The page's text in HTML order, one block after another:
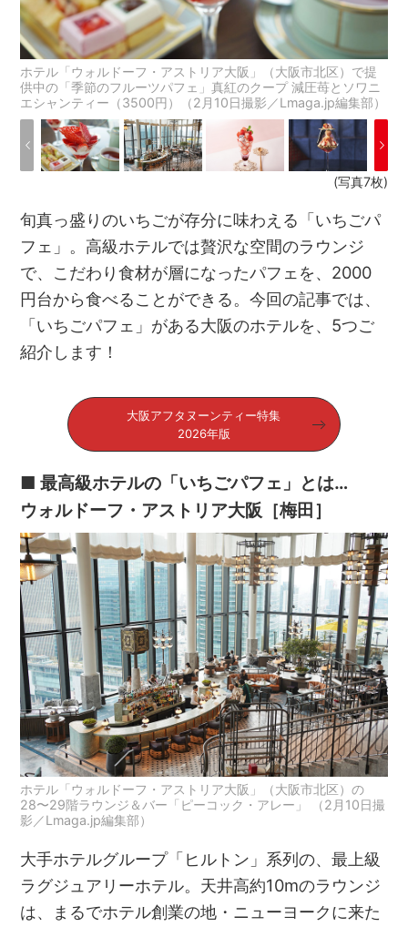
ホテル「ウォルドーフ・アストリア大阪」（大阪市北区）で提
供中の「季節のフルーツパフェ」真紅のクープ 減圧苺とソワニ
エシャンティー（3500円）（2月10日撮影／Lmaga.jp編集部）
(写真7枚)
旬真っ盛りのいちごが存分に味わえる「いちごパ
フェ」。高級ホテルでは贅沢な空間のラウンジ
で、こだわり食材が層になったパフェを、2000
円台から食べることができる。今回の記事では、
「いちごパフェ」がある大阪のホテルを、5つご
紹介します！
大阪アフタヌーンティー特集
2026年版
■ 最高級ホテルの「いちごパフェ」とは…
ウォルドーフ・アストリア大阪［梅田］
ホテル「ウォルドーフ・アストリア大阪」（大阪市北区）の
28〜29階ラウンジ＆バー「ピーコック・アレー」 （2月10日撮
影／Lmaga.jp編集部）
大手ホテルグループ「ヒルトン」系列の、最上級
ラグジュアリーホテル。天井高約10mのラウンジ
は、まるでホテル創業の地・ニューヨークに来た